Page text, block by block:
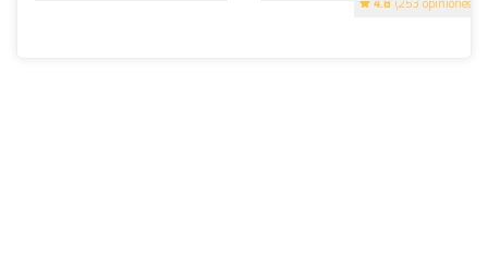
4.8 (253 opiniones)